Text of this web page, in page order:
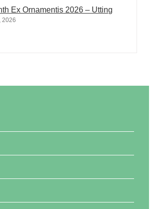
Ex Ornamentis 2026 – Utting
2026